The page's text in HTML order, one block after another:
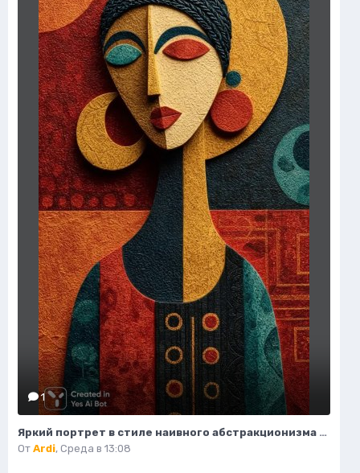
1
Яркий портрет в стиле наивного абстракционизма и африканского модернизма. Картинка из нейросети Midjourney
От Ardi, Среда в 13:08